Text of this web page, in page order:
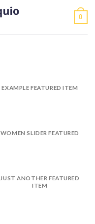
0
EXAMPLE FEATURED ITEM
WOMEN SLIDER FEATURED
JUST ANOTHER FEATURED
ITEM